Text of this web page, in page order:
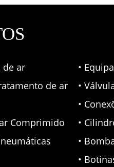
de ar
de ar
Comprimido
•
•
•
•
•
•